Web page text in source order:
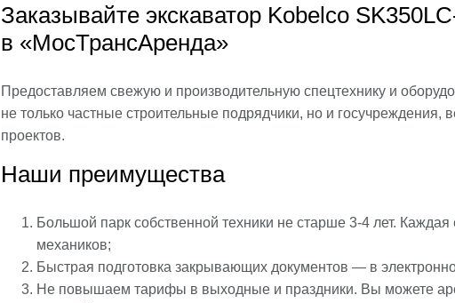
Заказывайте экскаватор Kobelco
в «МосТрансАренда»
Предоставляем свежую и производительную спецтехнику и
не только частные строительные подрядчики, но и
проектов.
Наши преимущества
Большой парк собственной техники не старше 3-4 лет.
механиков;
Быстрая подготовка закрывающих документов — в
Не повышаем тарифы в выходные и праздники. Вы можете